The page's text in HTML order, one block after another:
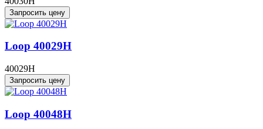
Запросить цену
Loop 40029H
40029H
Запросить цену
Loop 40048H